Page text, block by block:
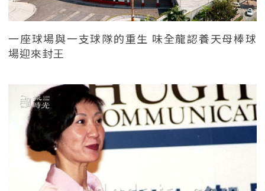
一座球場與一支球隊的重生 味全龍認養天母棒球
場迎來封王